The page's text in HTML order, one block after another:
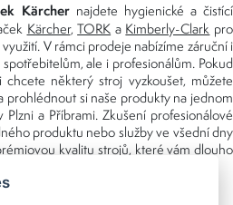
Kärchernajdete hygienické a čistící
Kärcher,TORK a Kimberly-Clark pro
V rámci prodeje nabízíme záruční i
ale i profesionálům. Pokud
některý stroj vyzkoušet, můžete
prohlédnout si naše produkty na jednom
Plzni a Příbrami. Zkušení profesionálové
produktu nebo služby ve všední dny
kvalitu strojů, které vám dlouho
v zaměstnání.